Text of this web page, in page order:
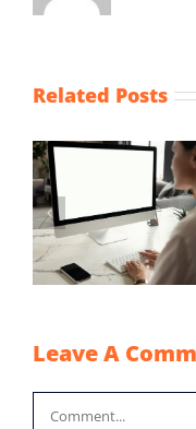
Related Posts
NOW-1
Leave A